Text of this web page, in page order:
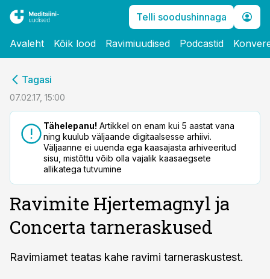
Telli soodushinnaga
Avaleht Kõik lood Ravimiuudised Podcastid
Tagasi
07.02.17, 15:00
Tähelepanu! Artikkel on enam kui 5 aastat vana
ning kuulub väljaande digitaalsesse arhiivi.
Väljaanne ei uuenda ega kaasajasta arhiveeritud
sisu, mistõttu võib olla vajalik kaasaegsete
allikatega tutvumine
Ravimite Hjertemagnyl ja
Concerta tarneraskused
Ravimiamet teatas kahe ravimi tarneraskustest.